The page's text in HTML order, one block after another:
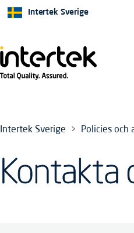
Intertek Sverige
Intertek Sverige Policies och
Kontakta